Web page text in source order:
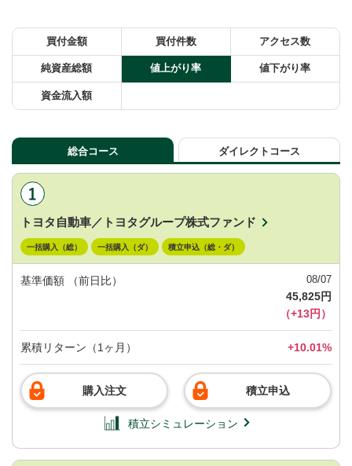
買付金額 買付件数 アクセス数
純資産総額 値上がり率 値下がり率
資金流入額
総合コース ダイレクトコース
トヨタ自動車／トヨタグループ株式ファンド
一括購入（総） 一括購入（ダ） 積立申込（総・ダ）
基準価額 （前日比） 08/07
45,825円
（+13円）
累積リターン（1ヶ月） +10.01%
購入注文 積立申込
積立シミュレーション